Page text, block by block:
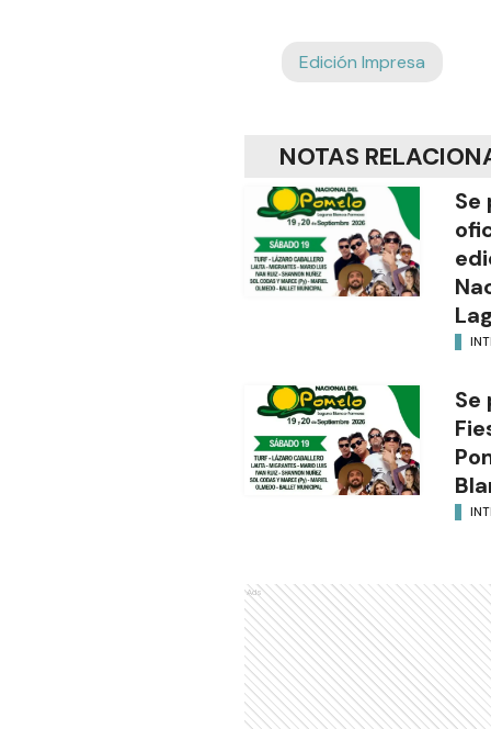
Edición Impresa
NOTAS
Se
Se
Ads